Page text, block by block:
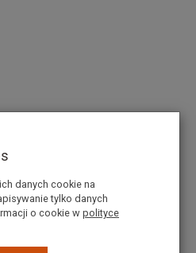
FS85R,
FS120R,
FR85,
danych cookie na
tylko danych
o cookie wpolityce